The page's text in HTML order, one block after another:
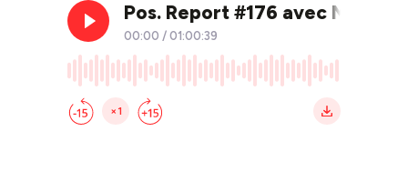
Pos. Report #176 avec Marie
00:00 / 01:00:39
×1